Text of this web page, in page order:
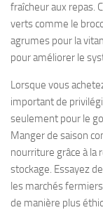
fraîcheur aux repas.
verts comme le
agrumes pour la
pour améliorer le
Lorsque vous
important de
seulement pour le
Manger de saison
nourriture grâce à la
stockage. Essayez
les marchés
de manière plus